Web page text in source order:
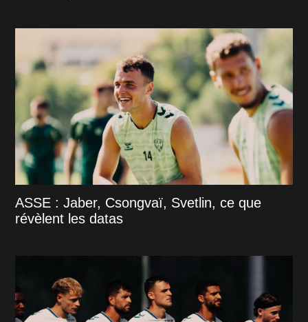
ASSE : Jaber, Csongvaï, Svetlin, ce que
révèlent les datas